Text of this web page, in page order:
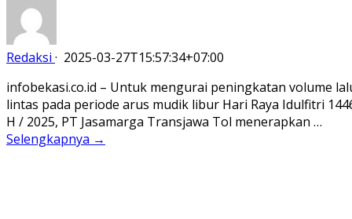
Redaksi · 2025-03-27T15:57:34+07:00
infobekasi.co.id – Untuk mengurai peningkatan volume
lintas pada periode arus mudik libur Hari Raya Idulfitri
H / 2025, PT Jasamarga Transjawa Tol menerapkan …
Selengkapnya →